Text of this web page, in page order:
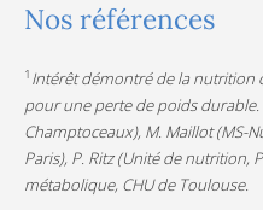
Nos références
1 Intérêt démontré de la nutrition
pour une perte de poids durable.
Champtoceaux), M. Maillot (MS-
Paris), P. Ritz (Unité de nutrition,
métabolique, CHU de Toulouse.